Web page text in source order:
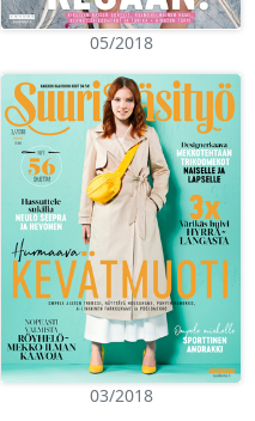
05/2018
03/2018